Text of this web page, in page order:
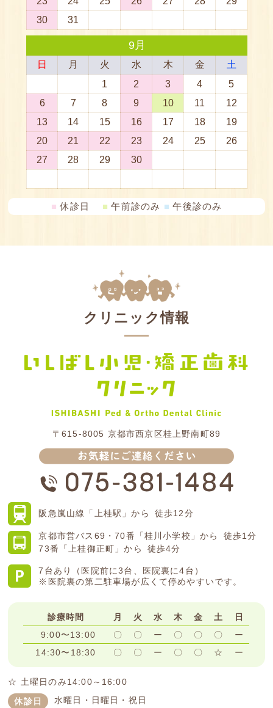
■ 休診日 ■ 午前診のみ ■ 午後診のみ
クリニック情報
〒615-8005 京都市西京区桂上野南町89
阪急嵐山線 「上桂駅」から 徒歩12分
京都市営バス 69・70番「桂川小学校」から 徒歩1分
73番「上桂御正町」から 徒歩4分
7台あり（医院前に3台、医院裏に4台）
※医院裏の第二駐車場が広くて停めやすいです。
診療時間 月 火 水 木 金 土
日
9:00〜13:00
〇 〇 ー 〇 〇 〇
ー
14:30〜18:30
〇 〇 ー 〇 〇 ☆ ー
☆ 土曜日のみ14:00～16:00
休診日
水曜日・日曜日・祝日